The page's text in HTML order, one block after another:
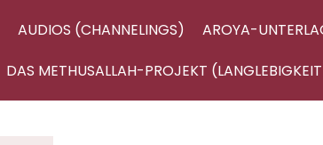
AUDIOS (CHANNELINGS) AROYA-
DAS METHUSALLAH-PROJEKT